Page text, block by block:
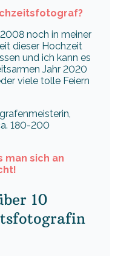
noch in meiner
dieser Hochzeit
und ich kann es
Jahr 2020
viele tolle Feiern
180-200
man sich an
10